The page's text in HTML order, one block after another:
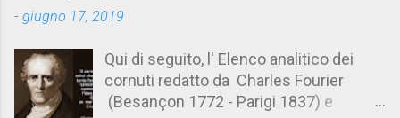
t
- giugno 17, 2019
Qui di seguito, l' Elenco analitico dei
cornuti redatto da Charles Fourier
(Besançon 1772 - Parigi 1837) e